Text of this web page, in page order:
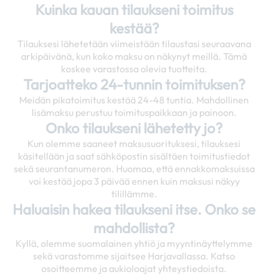
Kuinka kauan tilaukseni toimitus
kestää?
Tilauksesi lähetetään viimeistään tilaustasi seuraavana
arkipäivänä, kun koko maksu on näkynyt meillä. Tämä
koskee varastossa olevia tuotteita.
Tarjoatteko 24-tunnin toimituksen?
Meidän pikatoimitus kestää 24-48 tuntia. Mahdollinen
lisämaksu perustuu toimituspaikkaan ja painoon.
Onko tilaukseni lähetetty jo?
Kun olemme saaneet maksusuorituksesi, tilauksesi
käsitellään ja saat sähköpostin sisältäen toimitustiedot
sekä seurantanumeron. Huomaa, että ennakkomaksuissa
voi kestää jopa 3 päivää ennen kuin maksusi näkyy
tilillämme.
Haluaisin hakea tilaukseni itse. Onko se
mahdollista?
Kyllä, olemme suomalainen yhtiö ja myyntinäyttelymme
sekä varastomme sijaitsee Harjavallassa. Katso
osoitteemme ja aukioloajat yhteystiedoista.